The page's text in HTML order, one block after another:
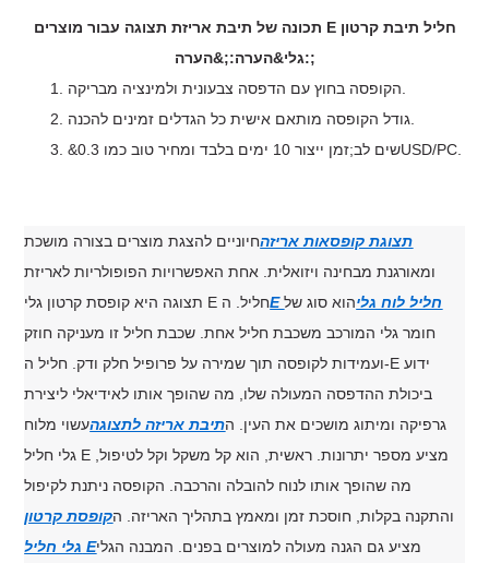
תכונה של תיבת אריזת תצוגה עבור מוצרים E חליל תיבת קרטון
גלי&הערה:;&הערה:;
הקופסה בחוץ עם הדפסה צבעונית ולמינציה מבריקה.
גודל הקופסה מותאם אישית כל הגדלים זמינים להכנה.
&שים לב;זמן ייצור 10 ימים בלבד ומחיר טוב כמו 0.3USD/PC.
תצוגת קופסאות אריזהחיוניים להצגת מוצרים בצורה מושכת
ומאורגנת מבחינה ויזואלית. אחת האפשרויות הפופולריות לאריזת
תצוגה היא קופסת קרטון גלי E חליל. ה
E חליל לוח גליהוא סוג של
חומר גלי המורכב משכבת ​​חליל אחת. שכבת חליל זו מעניקה חוזק
ועמידות לקופסה תוך שמירה על פרופיל חלק ודק. חליל ה-E ידוע
ביכולת ההדפסה המעולה שלו, מה שהופך אותו לאידיאלי ליצירת
גרפיקה ומיתוג מושכים את העין. התיבת אריזה לתצוגהעשוי מלוח
גלי חליל E מציע מספר יתרונות. ראשית, הוא קל משקל וקל לטיפול,
מה שהופך אותו לנוח להובלה והרכבה. הקופסה ניתנת לקיפול
והתקנה בקלות, חוסכת זמן ומאמץ בתהליך האריזה. הקופסת קרטון
גלי חליל Eמציע גם הגנה מעולה למוצרים בפנים. המבנה הגלי